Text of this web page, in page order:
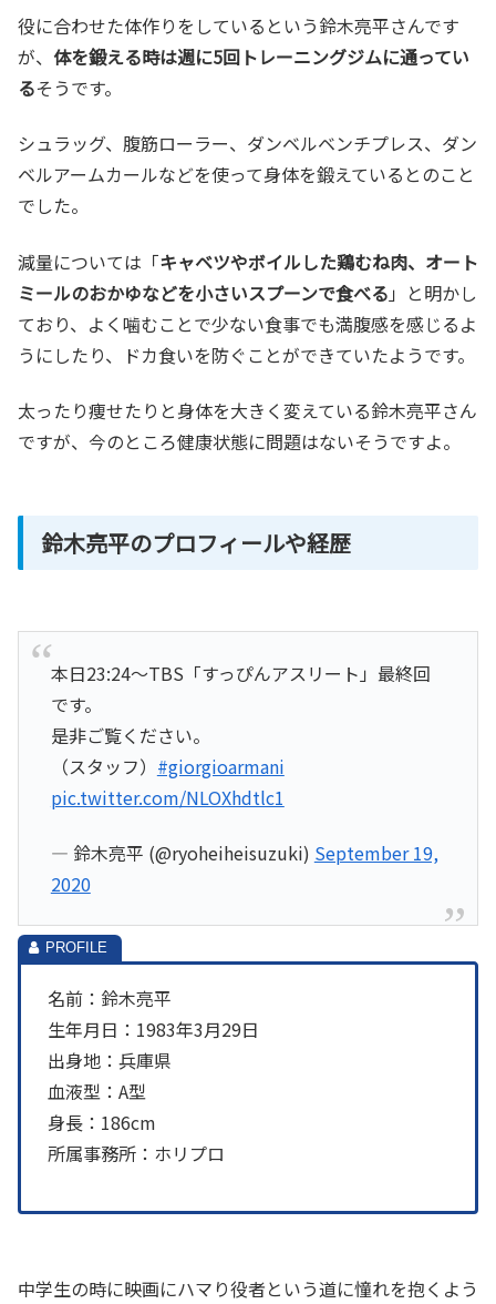
役に合わせた体作りをしているという鈴木亮平さんです
が、 体を鍛える時は週に5回トレーニングジムに通ってい
るそうです。
シュラッグ、腹筋ローラー、ダンベルベンチプレス、ダン
ベルアームカールなどを使って身体を鍛えているとのこと
でした。
減量については「キャベツやボイルした鶏むね肉、オート
ミールのおかゆなどを小さいスプーンで食べる 」と明かし
ており、よく噛むことで少ない食事でも満腹感を感じるよ
うにしたり、ドカ食いを防ぐことができていたようです。
太ったり痩せたりと身体を大きく変えている鈴木亮平さん
ですが、今のところ健康状態に問題はないそうですよ。
鈴木亮平のプロフィールや経歴
本日23:24〜TBS「すっぴんアスリート」最終回
です。
是非ご覧ください。
（スタッフ） #giorgioarmani
pic.twitter.com/NLOXhdtlc1
— 鈴木亮平 (@ryoheiheisuzuki) September 19,
2020
名前：鈴木亮平
生年月日：1983年3月29日
出身地：兵庫県
血液型：A型
身長：186cm
所属事務所：ホリプロ
中学生の時に映画にハマり役者という道に憧れを抱くよう